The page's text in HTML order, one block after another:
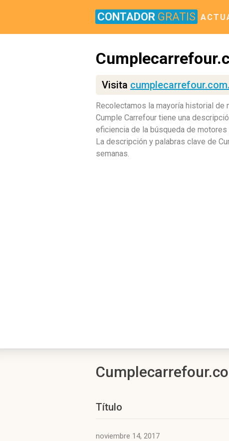
CONTADOR GRATIS
Visita
Recolectamos la mayoría historial de
Cumple Carrefour tiene una
eficiencia de la búsqueda de
La descripción y palabras clave de
semanas.
Título
noviembre 14, 2017